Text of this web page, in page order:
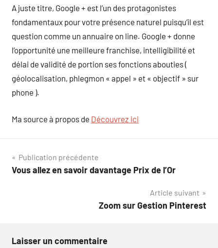
A juste titre, Google + est l’un des protagonistes
fondamentaux pour votre présence naturel puisqu’il est
question comme un annuaire on line. Google + donne
l’opportunité une meilleure franchise, intelligibilité et
délai de validité de portion ses fonctions abouties (
géolocalisation, phlegmon « appel » et « objectif » sur
phone ).
Ma source à propos de Découvrez ici
Navigation
de
Publication précédente
Vous allez en savoir davantage Prix de l’Or
Article suivant
Zoom sur Gestion Pinterest
Laisser un commentaire